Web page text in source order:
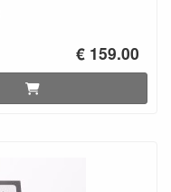
€ 159.00